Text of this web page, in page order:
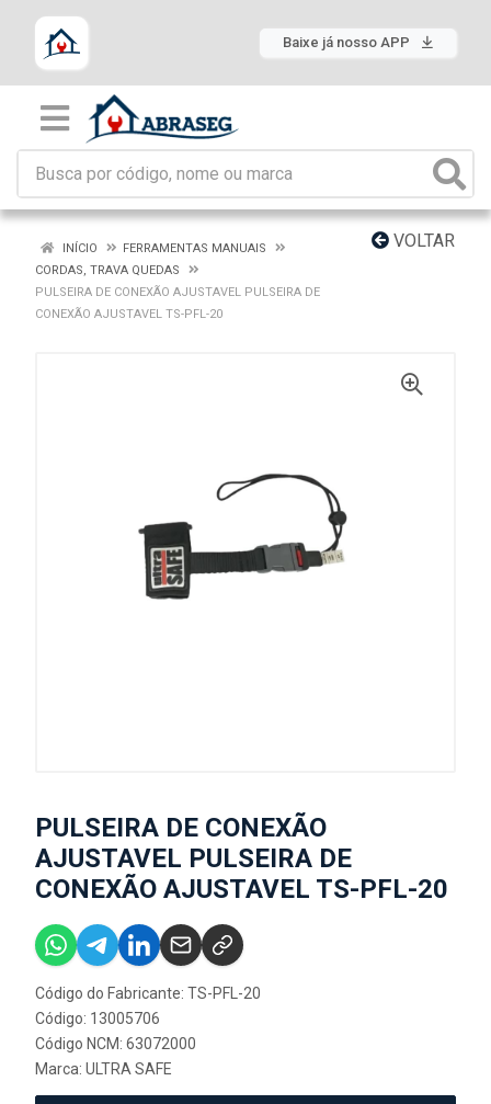
Baixe já nosso APP
VOLTAR
INÍCIO
FERRAMENTAS MANUAIS
CORDAS, TRAVA QUEDAS
PULSEIRA DE CONEXÃO AJUSTAVEL PULSEIRA DE
CONEXÃO AJUSTAVEL TS-PFL-20
PULSEIRA DE CONEXÃO
AJUSTAVEL PULSEIRA DE
CONEXÃO AJUSTAVEL TS-PFL-20
Código do Fabricante: TS-PFL-20
Código: 13005706
Código NCM: 63072000
Marca: ULTRA SAFE